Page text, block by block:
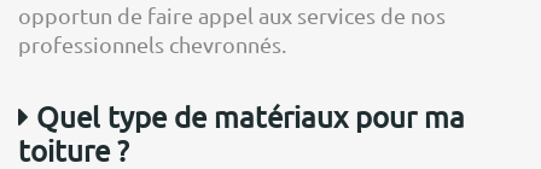
opportun de faire appel aux services de nos
professionnels chevronnés.
Quel type de matériaux pour ma
toiture ?